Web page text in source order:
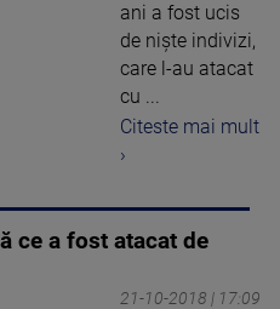
ani a fost ucis
de nişte indivizi,
care l-au atacat
cu ...
Citeste mai mult
›
ce a fost atacat de
21-10-2018 | 17:09